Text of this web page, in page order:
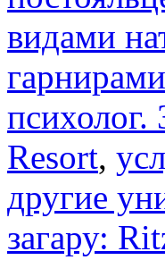
видами
Resort,
другие
загару: